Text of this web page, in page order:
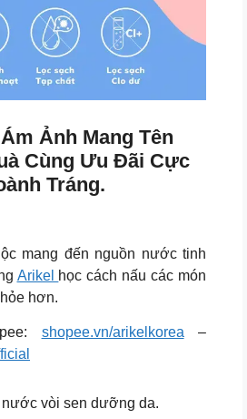
Ảnh Mang Tên
Cùng Ưu Đãi Cực
Tráng.
mang đến nguồn nước tinh
Arikel học cách nấu các món
hơn.
shopee.vn/arikelkorea –
nước vòi sen dưỡng da.